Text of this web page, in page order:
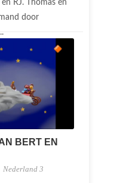
RJ. Thomas en
door
BERT EN
Nederland 3